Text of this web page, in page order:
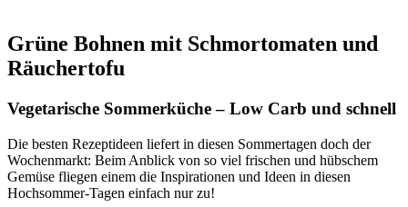
Grüne Bohnen mit Schmortomaten und
Räuchertofu
Vegetarische Sommerküche – Low Carb und schnell
Die besten Rezeptideen liefert in diesen Sommertagen doch der
Wochenmarkt: Beim Anblick von so viel frischen und hübschem
Gemüse fliegen einem die Inspirationen und Ideen in diesen
Hochsommer-Tagen einfach nur zu!